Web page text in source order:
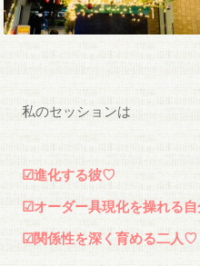
私のセッションは
☑︎進化する彼♡
☑︎オーダー具現化を操れる
☑︎関係性を深く育める二人♡